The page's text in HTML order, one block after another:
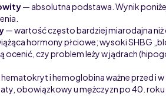
— absolutna podstawa. Wynik
— wartość często bardziej miarodajna niż
hormony płciowe; wysoki SHBG
ocenić, czy problem leży w jądrach
i hemoglobina ważne przed i w
obowiązkowy u mężczyzn po 40. roku